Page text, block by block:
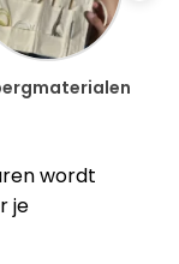
Sokken breien
wordt
je